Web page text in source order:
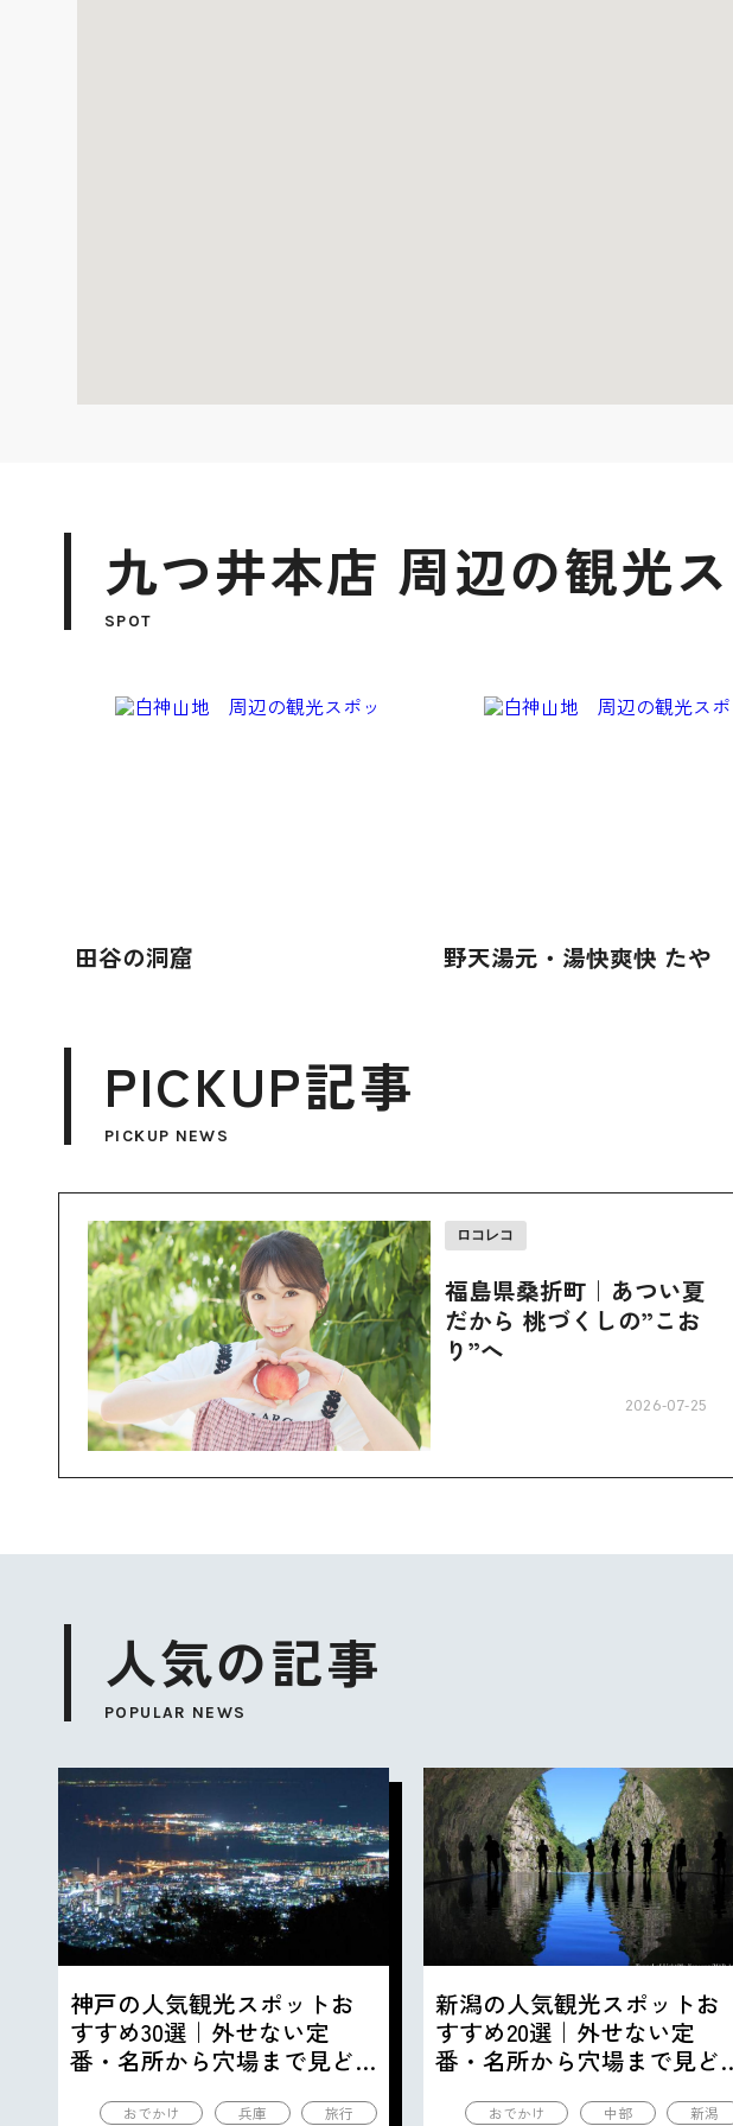
九つ井本店 周辺の観光
SPOT
田谷の洞窟 野天湯元・湯快爽快 たや
PICKUP記事
PICKUP NEWS
ロコレコ
福島県桑折町｜あつい夏
だから 桃づくしの”こお
り”へ
2026-07-25
人気の記事
POPULAR NEWS
神戸の人気観光スポットお
すすめ30選｜外せない定
番・名所から穴場まで見ど
おでかけ 兵庫 旅行
新潟の人気観光スポットお
すすめ20選｜外せない定
番・名所から穴場まで見ど
おでかけ 中部 新潟